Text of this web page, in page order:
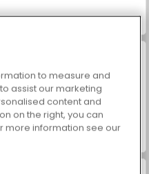
to measure and
assist our marketing
content and
on the right, you can
more information see our